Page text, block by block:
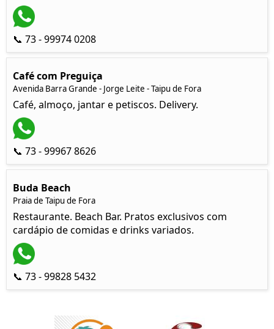
📞 73 - 99974 0208
Café com Preguiça
Avenida Barra Grande - Jorge Leite - Taipu de Fora
Café, almoço, jantar e petiscos. Delivery.
📞 73 - 99967 8626
Buda Beach
Praia de Taipu de Fora
Restaurante. Beach Bar. Pratos exclusivos com
cardápio de comidas e drinks variados.
📞 73 - 99828 5432